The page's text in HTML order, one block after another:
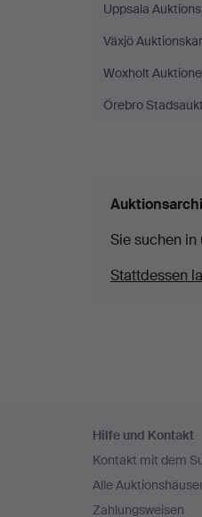
Uppsala
Växjö
Woxholt
Örebro
Sie suchen
Stattdessen
Navigation
Hilfe und Kontakt
Kontakt mit dem
Alle
Zahlungsweisen